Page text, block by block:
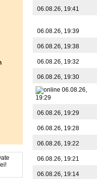
06.08.26, 19:41
06.08.26, 19:39
06.08.26, 19:38
06.08.26, 19:32
06.08.26, 19:30
06.08.26,
19:29
06.08.26, 19:29
06.08.26, 19:28
06.08.26, 19:22
06.08.26, 19:21
06.08.26, 19:14